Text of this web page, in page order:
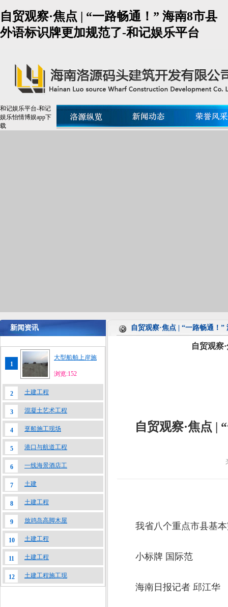
自贸观察·焦点 | “一路畅通！” 海南8市县
外语标识牌更加规范了-和记娱乐平台
和记娱乐平台-和记
娱乐怡情博娱app下
载
新闻资讯 自贸观察·焦点 | “一路畅通！
1
大型船舶上岸施
浏览:152
2 土建工程
3 混凝土艺术工程
4 趸船施工现场
5 港口与航道工程
6 一线海景酒店工
7 土建
8 土建工程
9 放鸡岛高脚木屋
10 土建工程
11 土建工程
12 土建工程施工现
自贸观察
自贸观察·焦点 |
我省八个重点市县基本
小标牌 国际范
海南日报记者 邱江华